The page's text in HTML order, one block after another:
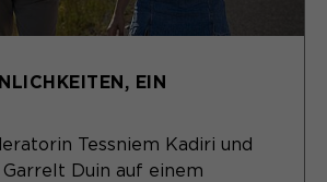
EIN
Tessniem Kadiri und
Duin auf einem